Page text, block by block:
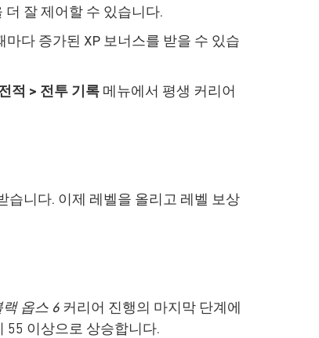
잘 제어할 수 있습니다.
다 증가된 XP 보너스를 받을 수 있습
적 > 전투 기록 메뉴에서 평생 커리어
습니다. 이제 레벨을 올리고 레벨 보상
랙 옵스 6 커리어 진행의 마지막 단계에
55 이상으로 상승합니다.